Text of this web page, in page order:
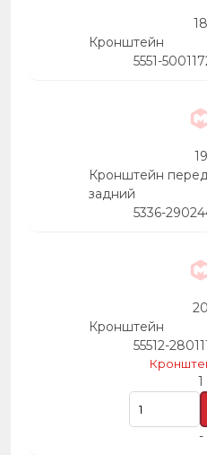
18
Кронштейн
5551-
19
Кронштейн
задний
5336-
20
Кронштейн
55512-
1
-